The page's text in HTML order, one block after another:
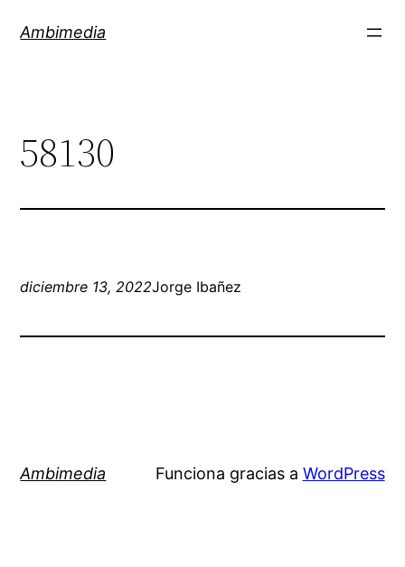
Ambimedia
58130
diciembre 13, 2022Jorge Ibañez
Ambimedia Funciona gracias a WordPress